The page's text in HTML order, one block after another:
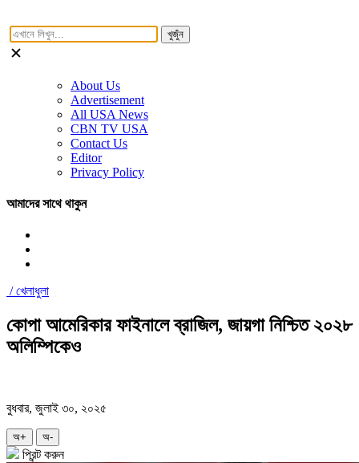
খুজুঁন
About Us
Advertisement
All USA News
CBN TV USA
Contact Us
Editor
Privacy Policy
আমাদের সাথে থাকুন
/খেলাধুলা
কোপা আমেরিকার ফাইনালে ব্রাজিল, জায়গা নিশ্চিত ২০২৮
অলিম্পিকেও
বুধবার, জুলাই ৩০, ২০২৫
অ+ অ-
প্রিন্ট করুন